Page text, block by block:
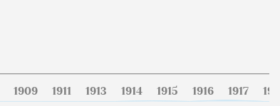
1909 1911 1913 1914 1915 1916 1917